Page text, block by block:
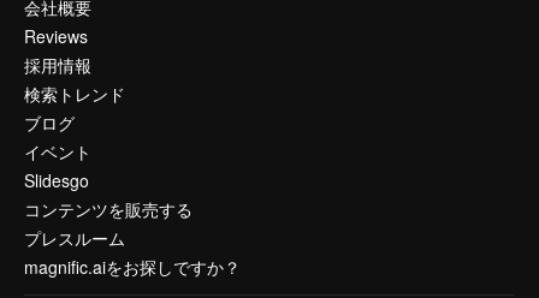
会社概要
Reviews
採用情報
検索トレンド
ブログ
イベント
Slidesgo
コンテンツを販売する
プレスルーム
magnific.aiをお探しですか？